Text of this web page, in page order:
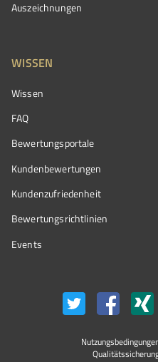
Auszeichnungen
WISSEN
Wissen
FAQ
Bewertungsportale
Kundenbewertungen
Kundenzufriedenheit
Bewertungs­richtlinien
Events